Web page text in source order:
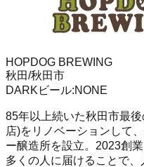
HOPDOG BREWING
秋田/秋田市
DARK ビール:NONE
85年以上続いた秋田市最
店)をリノベーションして
ー醸造所を設立。2023創
多くの人に届けることで